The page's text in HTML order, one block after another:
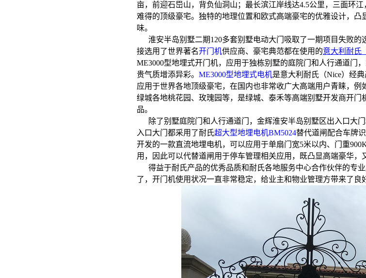
亩，前迎石岊山，背负仙洞山；最长滨江岸线达4.5公里，三面环江
难得的顶级豪宅。独特的地理位置和欧式高端豪宅的优雅设计，凸
味。
淮安半岛别墅二期120多套别墅电动大门吸取了一期项目失败的
接选用了世界著名开门机供应商、豪宅典范都在使用的意大利耐氏
ME3000型地埋式开门机，应用于独栋别墅的庭院门和人行通道门
贵气质增添异彩。 ME3000型地埋式电机是意大利耐氏（Nice）经
应用于世界各地顶级豪宅，在国内也非常收广大高端用户青睐，例
绿城各地桃花园、玫瑰园等，是绿城、泰禾等高端别墅开发商开门
品。
除了别墅庭院门和人行通道门，金辉淮安半岛别墅区出入口大
入口大门都采用了耐氏超大型地埋电机BM5024替代道闸配合车牌
开发的一款直流地埋电机，可以应用于单扇门宽5米以内、门重
用，因此可以代替道闸用于停车管理相关应用，既凸显高端豪华，
得益于耐氏产品的优秀品质和耐氏各地服务中心合作伙伴的专
了，开门机使用状况一直非常稳定，给业主和物业管理方带来了良